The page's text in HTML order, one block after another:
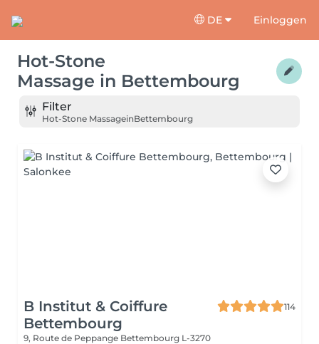
DE Einloggen
Hot-Stone
Massage in Bettembourg
Filter
Hot-Stone MassageinBettembourg
B Institut & Coiffure
Bettembourg
114
9, Route de Peppange Bettembourg L-3270